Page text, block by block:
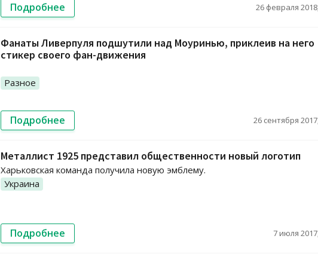
Подробнее 26 февраля
Фанаты Ливерпуля подшутили над Моуринью, приклеив на него
стикер своего фан-движения
Разное
Подробнее 26 сентября
Металлист 1925 представил общественности новый логотип
Харьковская команда получила новую эмблему.
Украина
Подробнее 7 июля